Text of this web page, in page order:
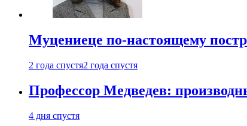
Муцениеце по-настоящему
2 года спустя2 года спустя
Профессор Медведев:
4 дня спустя